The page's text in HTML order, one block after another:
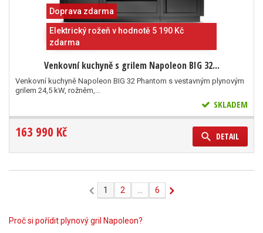
Doprava zdarma
Elektrický rožeň v hodnotě 5 190 Kč
zdarma
Venkovní kuchyně s grilem Napoleon BIG 32...
Venkovní kuchyně Napoleon BIG 32 Phantom s vestavným plynovým
grilem 24,5 kW, rožněm,...
SKLADEM
163 990 Kč DETAIL
1 2 6
Proč si pořídit plynový gril Napoleon?